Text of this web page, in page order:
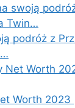
swoją
Twin…
podróż z
Net Worth
Worth 2023